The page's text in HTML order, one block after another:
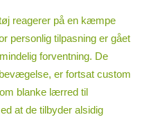
reagerer på en kæmpe
personlig tilpasning er gået
forventning. De
er fortsat custom
blanke lærred til
at de tilbyder alsidig